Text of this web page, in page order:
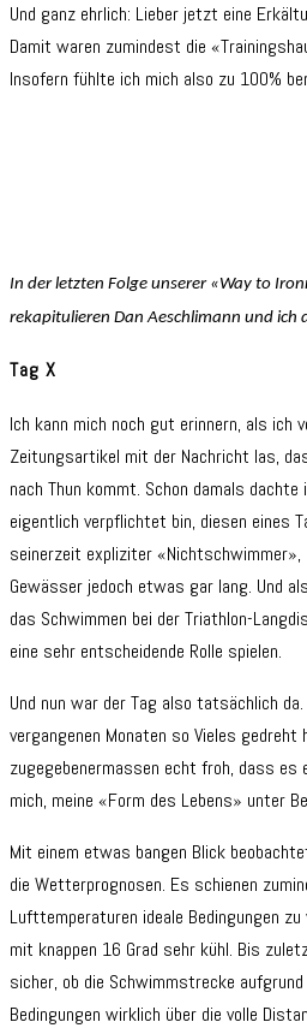
Und ganz ehrlich: Lieber jetzt eine
Damit waren zumindest die
Insofern fühlte ich mich also zu 100%
In der letzten Folge unserer «Way to
rekapitulieren Dan Aeschlimann und ich
Tag X
Ich kann mich noch gut erinnern, als ich
Zeitungsartikel mit der Nachricht las,
nach Thun kommt. Schon damals
eigentlich verpflichtet bin, diesen eines
seinerzeit expliziter
Gewässer jedoch etwas gar lang. Und
das Schwimmen bei der Triathlon-
eine sehr entscheidende Rolle spielen.
Und nun war der Tag also tatsächlich
vergangenen Monaten so Vieles
zugegebenermassen echt froh, dass es
mich, meine «Form des Lebens» unter
Mit einem etwas bangen Blick
die Wetterprognosen. Es schienen
Lufttemperaturen ideale Bedingungen
mit knappen 16 Grad sehr kühl. Bis
sicher, ob die Schwimmstrecke
Bedingungen wirklich über die volle